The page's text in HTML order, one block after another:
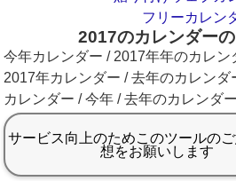
フリーカレン
2017のカレンダー
今年カレンダー / 2017年年のカレン
2017年カレンダー / 去年のカレン
カレンダー / 今年 / 去年のカレンダ